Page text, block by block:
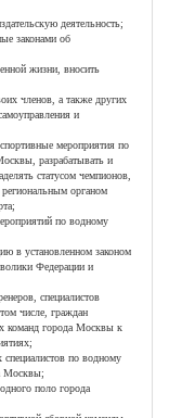
деятельность;
законами об
жизни, вносить
членов, а также других
и
мероприятия по
разрабатывать и
статусом чемпионов,
региональным органом
по водному
в установленном законом
Федерации и
специалистов
числе, граждан
команд города Москвы к
специалистов по водному
Москвы;
поло города